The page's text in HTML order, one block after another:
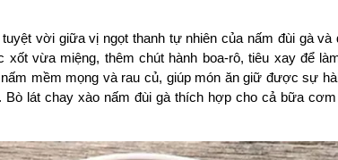
vời giữa vị ngọt thanh tự nhiên của nấm đùi gà và
vừa miệng, thêm chút hành boa-rô, tiêu xay để
mềm mọng và rau củ, giúp món ăn giữ được sự
Bò lát chay xào nấm đùi gà thích hợp cho cả bữa